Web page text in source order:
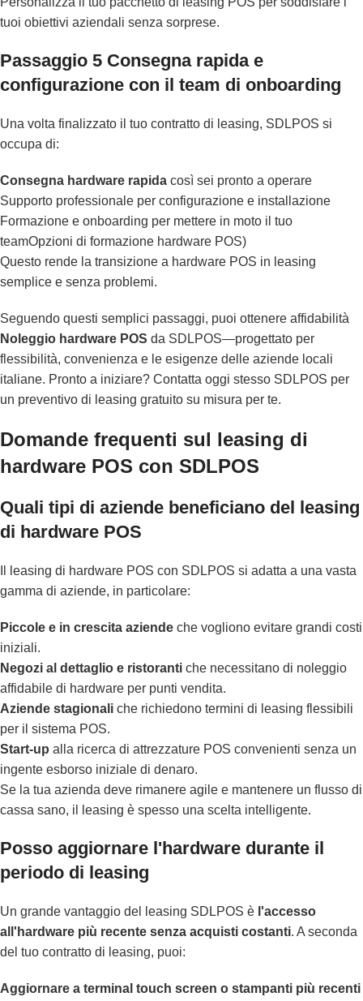
tuoi obiettivi aziendali senza sorprese.
Passaggio 5 Consegna rapida e
configurazione con il team di onboarding
Una volta finalizzato il tuo contratto di leasing, SDLPOS si
occupa di:
Consegna hardware rapida così sei pronto a operare
Supporto professionale per configurazione e installazione
Formazione e onboarding per mettere in moto il tuo
teamOpzioni di formazione hardware POS)
Questo rende la transizione a hardware POS in leasing
semplice e senza problemi.
Seguendo questi semplici passaggi, puoi ottenere affidabilità
Noleggio hardware POS da SDLPOS—progettato per
flessibilità, convenienza e le esigenze delle aziende locali
italiane. Pronto a iniziare? Contatta oggi stesso SDLPOS per
un preventivo di leasing gratuito su misura per te.
Domande frequenti sul leasing di
hardware POS con SDLPOS
Quali tipi di aziende beneficiano del leasing
di hardware POS
Il leasing di hardware POS con SDLPOS si adatta a una vasta
gamma di aziende, in particolare:
Piccole e in crescita aziende che vogliono evitare grandi costi
iniziali.
Negozi al dettaglio e ristoranti che necessitano di noleggio
affidabile di hardware per punti vendita.
Aziende stagionali che richiedono termini di leasing flessibili
per il sistema POS.
Start-up alla ricerca di attrezzature POS convenienti senza un
ingente esborso iniziale di denaro.
Se la tua azienda deve rimanere agile e mantenere un flusso di
cassa sano, il leasing è spesso una scelta intelligente.
Posso aggiornare l'hardware durante il
periodo di leasing
Un grande vantaggio del leasing SDLPOS è l'accesso
all'hardware più recente senza acquisti costanti. A seconda
del tuo contratto di leasing, puoi:
Aggiornare a terminal touch screen o stampanti più recenti